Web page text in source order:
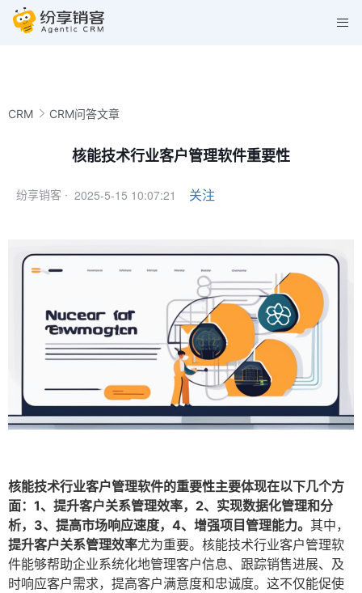
CRM CRM问答文章
核能技术行业客户管理软件重要性
纷享销客 · 2025-5-15 10:07:21 关注
核能技术行业客户管理软件的重要性主要体现在以下几个方
面：1、提升客户关系管理效率，2、实现数据化管理和分
析，3、提高市场响应速度，4、增强项目管理能力。 其中，
提升客户关系管理效率尤为重要。核能技术行业客户管理软
件能够帮助企业系统化地管理客户信息、跟踪销售进展、及
时响应客户需求，提高客户满意度和忠诚度。这不仅能促使